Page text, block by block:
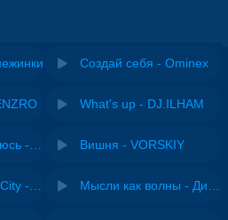
Создай себя - Ominex
What's up - DJ.ILHAM
Вишня - VORSKIY